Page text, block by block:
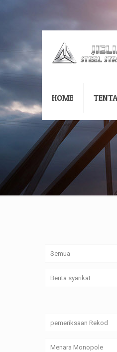
HOME
Semua
Berita syarikat
pemeriksaan Rekod
Menara Monopole